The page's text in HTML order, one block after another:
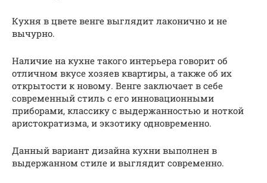
Кухня в цвете венге выглядит лаконично и не
вычурно.
Наличие на кухне такого интерьера говорит об
отличном вкусе хозяев квартиры, а также об их
открытости к новому. Венге заключает в себе
современный стиль с его инновационными
приборами, классику с выдержанностью и ноткой
аристократизма, и экзотику одновременно.
Данный вариант дизайна кухни выполнен в
выдержанном стиле и выглядит современно.